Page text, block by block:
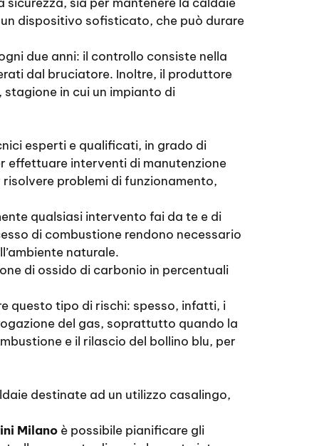
dispositivo sofisticato, che può durare
due anni: il controllo consiste nella
dal bruciatore. Inoltre, il produttore
stagione in cui un impianto di
esperti e qualificati, in grado di
effettuare interventi di manutenzione
problemi di funzionamento,
qualsiasi intervento fai da te e di
di combustione rendono necessario
naturale.
di ossido di carbonio in percentuali
questo tipo di rischi: spesso, infatti, i
del gas, soprattutto quando la
e il rilascio del bollino blu, per
destinate ad un utilizzo casalingo,
Milano è possibile pianificare gli